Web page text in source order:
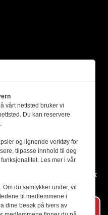
og presseetikken slik
vårt nettsted bruker vi
Du kan reservere
og lignende verktøy for
tilpasse innhold til deg
Les mer i vår
du samtykker under, vil
til medlemmene i
dine besøk på tvers av